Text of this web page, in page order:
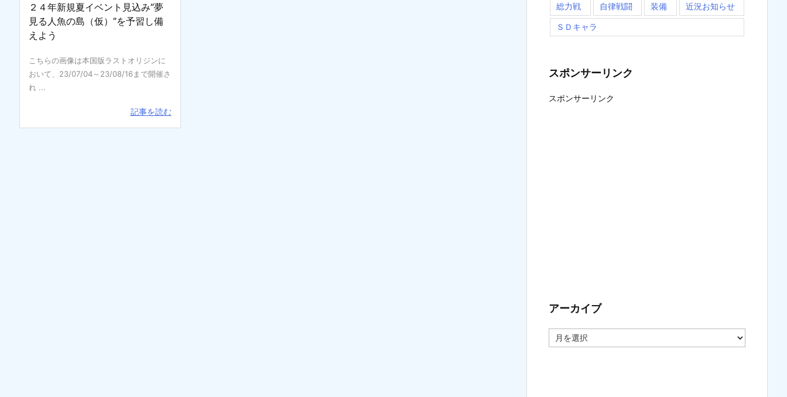
２４年新規夏イベント見込み”夢
見る人魚の島（仮）”を予習し備
えよう
こちらの画像は本国版ラストオリジンに
おいて、23/07/04～23/08/16まで開催さ
れ ...
記事を読む
総力戦 自律戦闘 装備 近況お知らせ
ＳＤキャラ
スポンサーリンク
スポンサーリンク
アーカイブ
ー